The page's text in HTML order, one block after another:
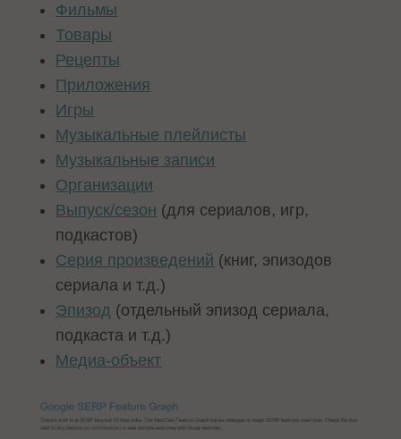
Фильмы
Товары
Рецепты
Приложения
Игры
Музыкальные плейлисты
Музыкальные записи
Организации
Выпуск/сезон (для сериалов, игр,
подкастов)
Серия произведений (книг, эпизодов
сериала и т.д.)
Эпизод (отдельный эпизод сериала,
подкаста и т.д.)
Медиа-объект